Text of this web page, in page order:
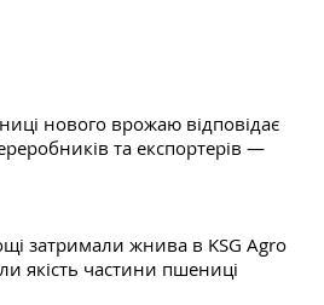
нового врожаю відповідає
та експортерів —
затримали жнива в KSG Agro
якість частини пшениці